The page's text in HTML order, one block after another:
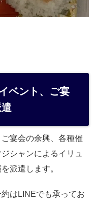
ベント、ご宴
宴会の余興、各種催
シャンによるイリュ
派遣します。
はLINEでも承ってお